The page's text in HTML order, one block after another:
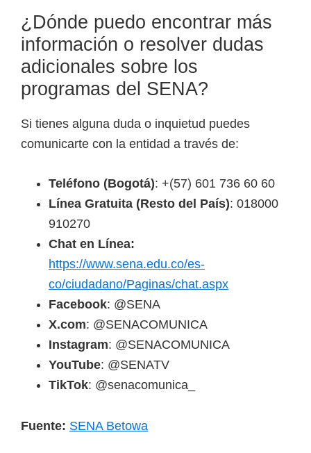
¿Dónde puedo encontrar más
información o resolver dudas
adicionales sobre los
programas del SENA?
Si tienes alguna duda o inquietud puedes
comunicarte con la entidad a través de:
Teléfono (Bogotá): +(57) 601 736 60 60
Línea Gratuita (Resto del País): 018000
910270
Chat en Línea:
https://www.sena.edu.co/es-
co/ciudadano/Paginas/chat.aspx
Facebook: @SENA
X.com: @SENACOMUNICA
Instagram: @SENACOMUNICA
YouTube: @SENATV
TikTok: @senacomunica_
Fuente: SENA Betowa